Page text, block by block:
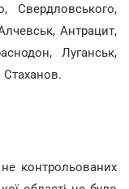
Свердловського,
Антрацит,
Луганськ,
контрольованих